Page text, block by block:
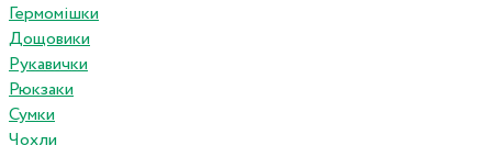
Гермомішки
Дощовики
Рукавички
Рюкзаки
Сумки